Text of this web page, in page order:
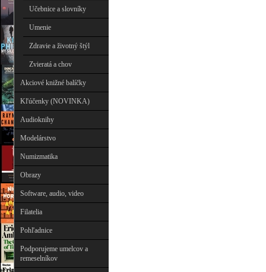
Učebnice a slovníky
Umenie
Zdravie a životný štýl
Zvieratá a chov
Akciové knižné balíčky
Kľúčenky (NOVINKA)
Audioknihy
Modelárstvo
Numizmatika
Obrazy
Software, audio, video
Filatelia
Pohľadnice
Podporujeme umelcov a
remeselníkov